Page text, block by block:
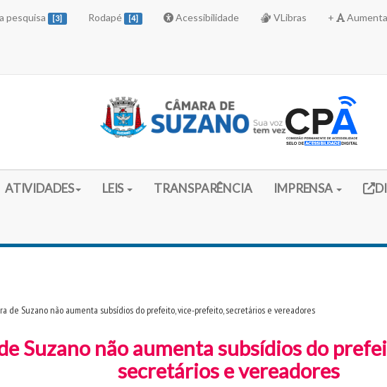
pesquisa [3] Rodapé [4] Acessibilidade VLibras +
ATIVIDADES LEIS TRANSPARÊNCIA IMPRENSA
de Suzano não aumenta subsídios do prefeito, vice-prefeito, secretários e vereadores
Suzano não aumenta subsídios do
secretários e vereadores